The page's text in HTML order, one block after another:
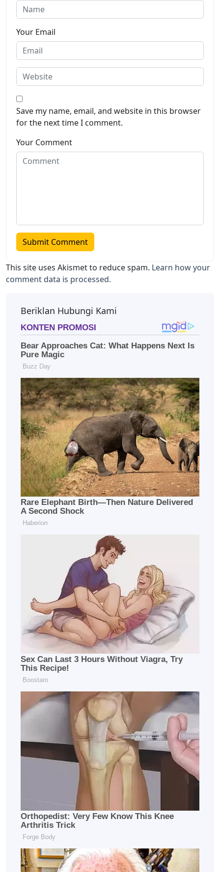
Your Email
Save my name, email, and website in this browser
for the next time I comment.
Your Comment
This site uses Akismet to reduce spam. Learn how your
comment data is processed.
Beriklan Hubungi Kami